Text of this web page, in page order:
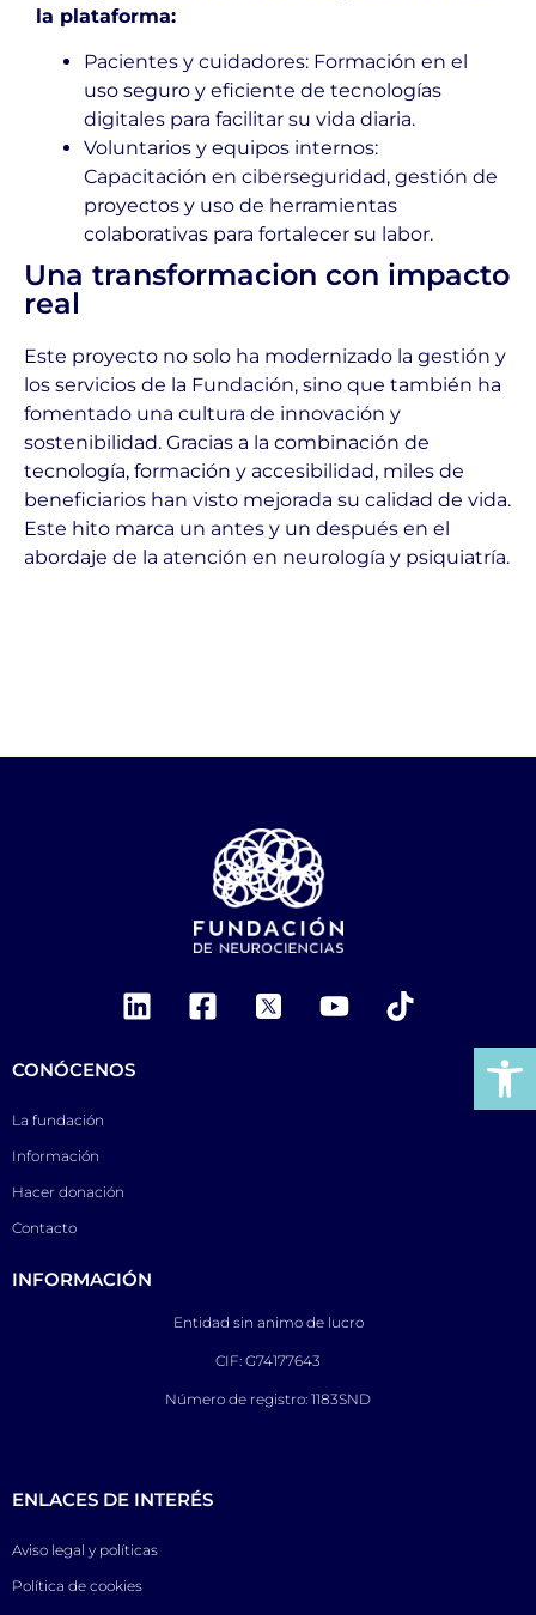
la plataforma:
Pacientes y cuidadores: Formación en el
uso seguro y eficiente de tecnologías
digitales para facilitar su vida diaria.
Voluntarios y equipos internos:
Capacitación en ciberseguridad, gestión de
proyectos y uso de herramientas
colaborativas para fortalecer su labor.
Una transformacion con impacto
real
Este proyecto no solo ha modernizado la gestión y
los servicios de la Fundación, sino que también ha
fomentado una cultura de innovación y
sostenibilidad. Gracias a la combinación de
tecnología, formación y accesibilidad, miles de
beneficiarios han visto mejorada su calidad de vida.
Este hito marca un antes y un después en el
abordaje de la atención en neurología y psiquiatría.
CONÓCENOS
La fundación
Información
Hacer donación
Contacto
INFORMACIÓN
Entidad sin animo de lucro
CIF: G74177643
Número de registro: 1183SND
ENLACES DE INTERÉS
Aviso legal y políticas
Política de cookies